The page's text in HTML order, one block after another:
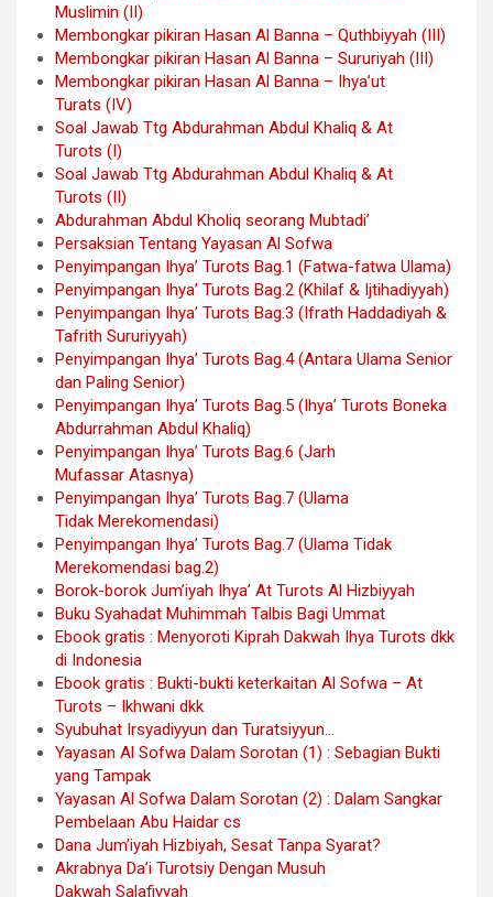
Muslimin (II)
Membongkar pikiran Hasan Al Banna – Quthbiyyah (III)
Membongkar pikiran Hasan Al Banna – Sururiyah (III)
Membongkar pikiran Hasan Al Banna – Ihya’ut
Turats (IV)
Soal Jawab Ttg Abdurahman Abdul Khaliq & At
Turots (I)
Soal Jawab Ttg Abdurahman Abdul Khaliq & At
Turots (II)
Abdurahman Abdul Kholiq seorang Mubtadi’
Persaksian Tentang Yayasan Al Sofwa
Penyimpangan Ihya’ Turots Bag.1 (Fatwa-fatwa Ulama)
Penyimpangan Ihya’ Turots Bag.2 (Khilaf & Ijtihadiyyah)
Penyimpangan Ihya’ Turots Bag.3 (Ifrath Haddadiyah &
Tafrith Sururiyyah)
Penyimpangan Ihya’ Turots Bag.4 (Antara Ulama Senior
dan Paling Senior)
Penyimpangan Ihya’ Turots Bag.5 (Ihya’ Turots Boneka
Abdurrahman Abdul Khaliq)
Penyimpangan Ihya’ Turots Bag.6 (Jarh
Mufassar Atasnya)
Penyimpangan Ihya’ Turots Bag.7 (Ulama
Tidak Merekomendasi)
Penyimpangan Ihya’ Turots Bag.7 (Ulama Tidak
Merekomendasi bag.2)
Borok-borok Jum’iyah Ihya’ At Turots Al Hizbiyyah
Buku Syahadat Muhimmah Talbis Bagi Ummat
Ebook gratis : Menyoroti Kiprah Dakwah Ihya Turots dkk
di Indonesia
Ebook gratis : Bukti-bukti keterkaitan Al Sofwa – At
Turots – Ikhwani dkk
Syubuhat Irsyadiyyun dan Turatsiyyun…
Yayasan Al Sofwa Dalam Sorotan (1) : Sebagian Bukti
yang Tampak
Yayasan Al Sofwa Dalam Sorotan (2) : Dalam Sangkar
Pembelaan Abu Haidar cs
Dana Jum’iyah Hizbiyah, Sesat Tanpa Syarat?
Akrabnya Da’i Turotsiy Dengan Musuh
Dakwah Salafiyyah